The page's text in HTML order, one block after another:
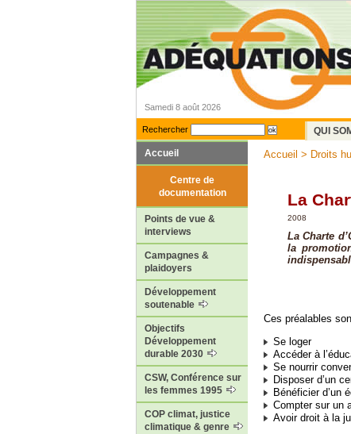
Samedi 8 août 2026
Rechercher QUI
Accueil
Centre de
documentation
Points de vue &
interviews
Campagnes &
plaidoyers
Développement
soutenable
Objectifs
Développement
durable 2030
CSW, Conférence sur
les femmes 1995
COP climat, justice
climatique & genre
Accueil > Droits
La
2008
La Charte
la
Ces préalables
Se loger
Accéder à
Se nourrir
Disposer d’un
Bénéficier d’un
Compter sur un
Avoir droit à la